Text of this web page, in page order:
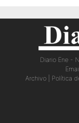
Diario Ene -
Archivo
Política